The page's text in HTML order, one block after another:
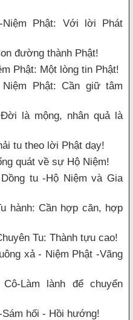
Phật: Với lời Phát
đường thành Phật!
Phật: Một lòng tin Phật!
Phật: Cần giữ tâm
là mộng, nhân quả là
tu theo lời Phật dạy!
quát về sự Hộ Niệm!
tu -Hộ Niệm và Gia
hành: Cần hợp căn, hợp
Tu: Thành tựu cao!
xả - Niệm Phật -Vãng
Làm lành để chuyển
hối - Hồi hướng!